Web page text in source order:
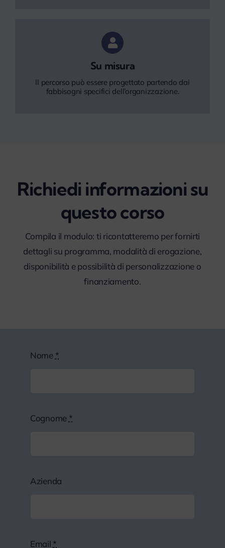
Su misura
Il percorso può essere progettato partendo dai
fabbisogni specifici dell’organizzazione.
Richiedi informazioni su
questo corso
Compila il modulo: ti ricontatteremo per fornirti
dettagli su programma, modalità di erogazione,
disponibilità e possibilità di personalizzazione o
finanziamento.
Nome *
Cognome *
Azienda
Email *